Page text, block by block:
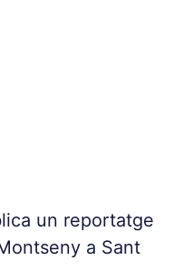
un reportatge
a Sant